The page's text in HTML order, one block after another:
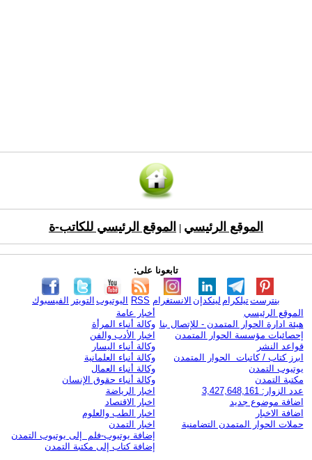
الموقع الرئيسي الموقع الرئيسي للكاتب-ة
تابعونا على:
الفيسبوك التويتر اليوتيوب RSS الانستغرام لينكدإن تيلكرامبنترست
الموقع الرئيسي
هيئة ادارة الحوار المتمدن - للإتصال بنا
إحصائيات مؤسسة الحوار المتمدن
قواعد النشر
ابرز كتاب / كاتبات الحوار المتمدن
يوتيوب التمدن
مكتبة التمدن
عدد الزوار: 3,427,648,161
اضافة موضوع جديد
اضافة الاخبار
حملات الحوار المتمدن التضامنية
أخبار عامة
وكالة أنباء المرأة
اخبار الأدب والفن
وكالة أنباء اليسار
وكالة أنباء العلمانية
وكالة أنباء العمال
وكالة أنباء حقوق الإنسان
اخبار الرياضة
اخبار الاقتصاد
اخبار الطب والعلوم
اخبار التمدن
إضافة يوتيوب-فلم إلى يوتيوب التمدن
إضافة كتاب إلى مكتبة التمدن